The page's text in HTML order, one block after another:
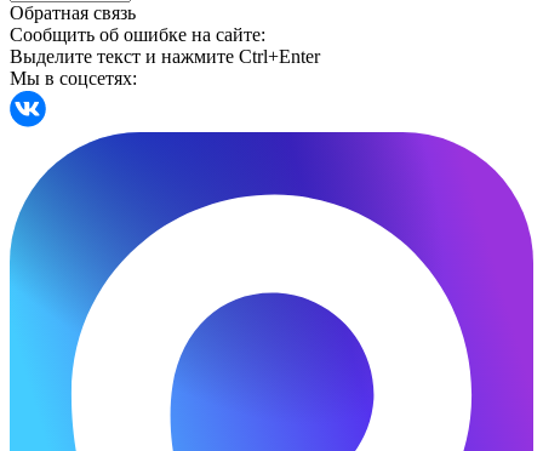
Обратная связь
Сообщить об ошибке на сайте:
Выделите текст и нажмите Ctrl+Enter
Мы в соцсетях: